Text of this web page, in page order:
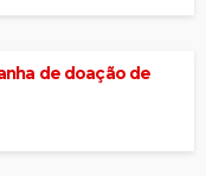
de doação de